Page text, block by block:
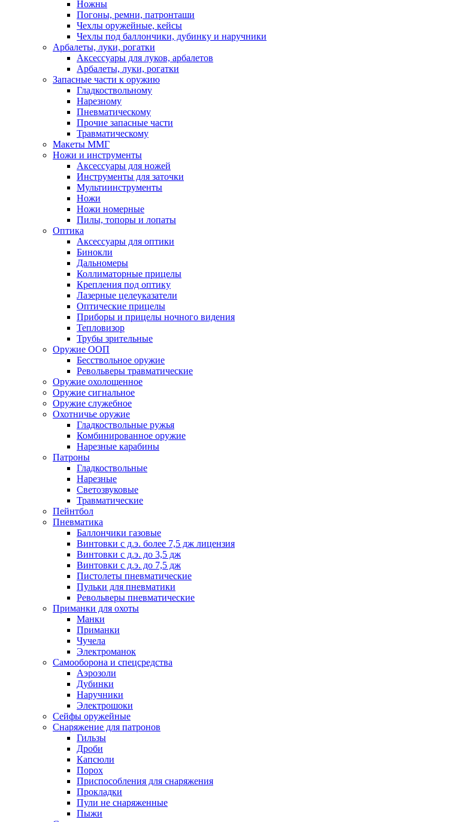
Ножны
Погоны, ремни, патронташи
Чехлы оружейные, кейсы
Чехлы под баллончики, дубинку и наручники
Арбалеты, луки, рогатки
Аксессуары для луков, арбалетов
Арбалеты, луки, рогатки
Запасные части к оружию
Гладкоствольному
Нарезному
Пневматическому
Прочие запасные части
Травматическому
Макеты ММГ
Ножи и инструменты
Аксессуары для ножей
Инструменты для заточки
Мультиинструменты
Ножи
Ножи номерные
Пилы, топоры и лопаты
Оптика
Аксессуары для оптики
Бинокли
Дальномеры
Коллиматорные прицелы
Крепления под оптику
Лазерные целеуказатели
Оптические прицелы
Приборы и прицелы ночного видения
Тепловизор
Трубы зрительные
Оружие ООП
Бесствольное оружие
Револьверы травматические
Оружие охолощенное
Оружие сигнальное
Оружие служебное
Охотничье оружие
Гладкоствольные ружья
Комбинированное оружие
Нарезные карабины
Патроны
Гладкоствольные
Нарезные
Светозвуковые
Травматические
Пейнтбол
Пневматика
Баллончики газовые
Винтовки с д.э. более 7,5 дж лицензия
Винтовки с д.э. до 3,5 дж
Винтовки с д.э. до 7,5 дж
Пистолеты пневматические
Пульки для пневматики
Револьверы пневматические
Приманки для охоты
Манки
Приманки
Чучела
Электроманок
Самооборона и спецсредства
Аэрозоли
Дубинки
Наручники
Электрошоки
Сейфы оружейные
Снаряжение для патронов
Гильзы
Дроби
Капсюли
Порох
Приспособления для снаряжения
Прокладки
Пули не снаряженные
Пыжи